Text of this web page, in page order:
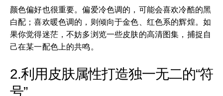
颜色偏好也很重要。偏爱冷色调的，可能会喜欢冷酷的黑
白配；喜欢暖色调的，则倾向于金色、红色系的辉煌。如
果你觉得迷茫，不妨多浏览一些皮肤的高清图集，捕捉自
己在某一配色上的共鸣。
2.利用皮肤属性打造独一无二的“符
号”